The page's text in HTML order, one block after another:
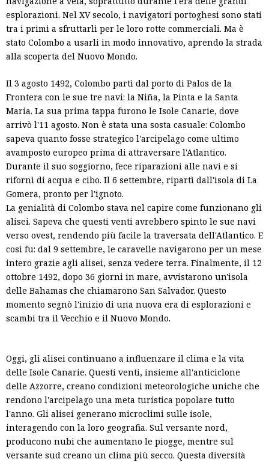
esplorazioni. Nel XV secolo, i navigatori portoghesi sono stati
tra i primi a sfruttarli per le loro rotte commerciali. Ma è
stato Colombo a usarli in modo innovativo, aprendo la strada
alla scoperta del Nuovo Mondo.
Il 3 agosto 1492, Colombo partì dal porto di Palos de la
Frontera con le sue tre navi: la Niña, la Pinta e la Santa
Maria. La sua prima tappa furono le Isole Canarie, dove
arrivò l'11 agosto. Non è stata una sosta casuale: Colombo
sapeva quanto fosse strategico l'arcipelago come ultimo
avamposto europeo prima di attraversare l'Atlantico.
Durante il suo soggiorno, fece riparazioni alle navi e si
rifornì di acqua e cibo. Il 6 settembre, ripartì dall'isola di La
Gomera, pronto per l'ignoto.
La genialità di Colombo stava nel capire come funzionano gli
alisei. Sapeva che questi venti avrebbero spinto le sue navi
verso ovest, rendendo più facile la traversata dell'Atlantico. E
così fu: dal 9 settembre, le caravelle navigarono per un mese
intero grazie agli alisei, senza vedere terra. Finalmente, il 12
ottobre 1492, dopo 36 giorni in mare, avvistarono un'isola
delle Bahamas che chiamarono San Salvador. Questo
momento segnò l'inizio di una nuova era di esplorazioni e
scambi tra il Vecchio e il Nuovo Mondo.
Oggi, gli alisei continuano a influenzare il clima e la vita
delle Isole Canarie. Questi venti, insieme all'anticiclone
delle Azzorre, creano condizioni meteorologiche uniche che
rendono l'arcipelago una meta turistica popolare tutto
l'anno. Gli alisei generano microclimi sulle isole,
interagendo con la loro geografia. Sul versante nord,
producono nubi che aumentano le piogge, mentre sul
versante sud creano un clima più secco. Questa diversità